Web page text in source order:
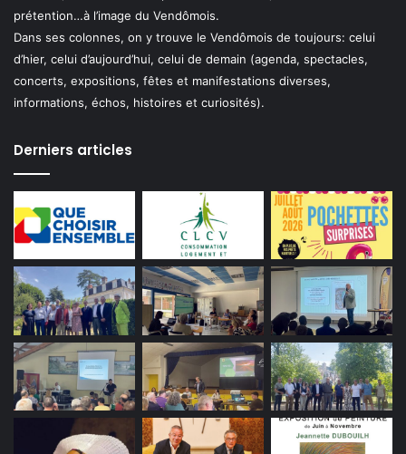
prétention…à l’image du Vendômois.
Dans ses colonnes, on y trouve le Vendômois de toujours: celui
d’hier, celui d’aujourd’hui, celui de demain (agenda, spectacles,
concerts, expositions, fêtes et manifestations diverses,
informations, échos, histoires et curiosités).
Derniers articles